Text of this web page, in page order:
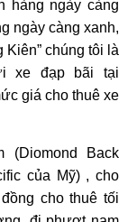
hàng ngày càng
ngày càng xanh,
Kiên” chúng tôi là
xe đạp bãi tại
giá cho thuê xe
Back
của Mỹ) , cho
cho thuê tối